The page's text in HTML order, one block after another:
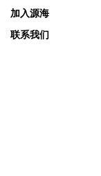
加入源海
联系我们